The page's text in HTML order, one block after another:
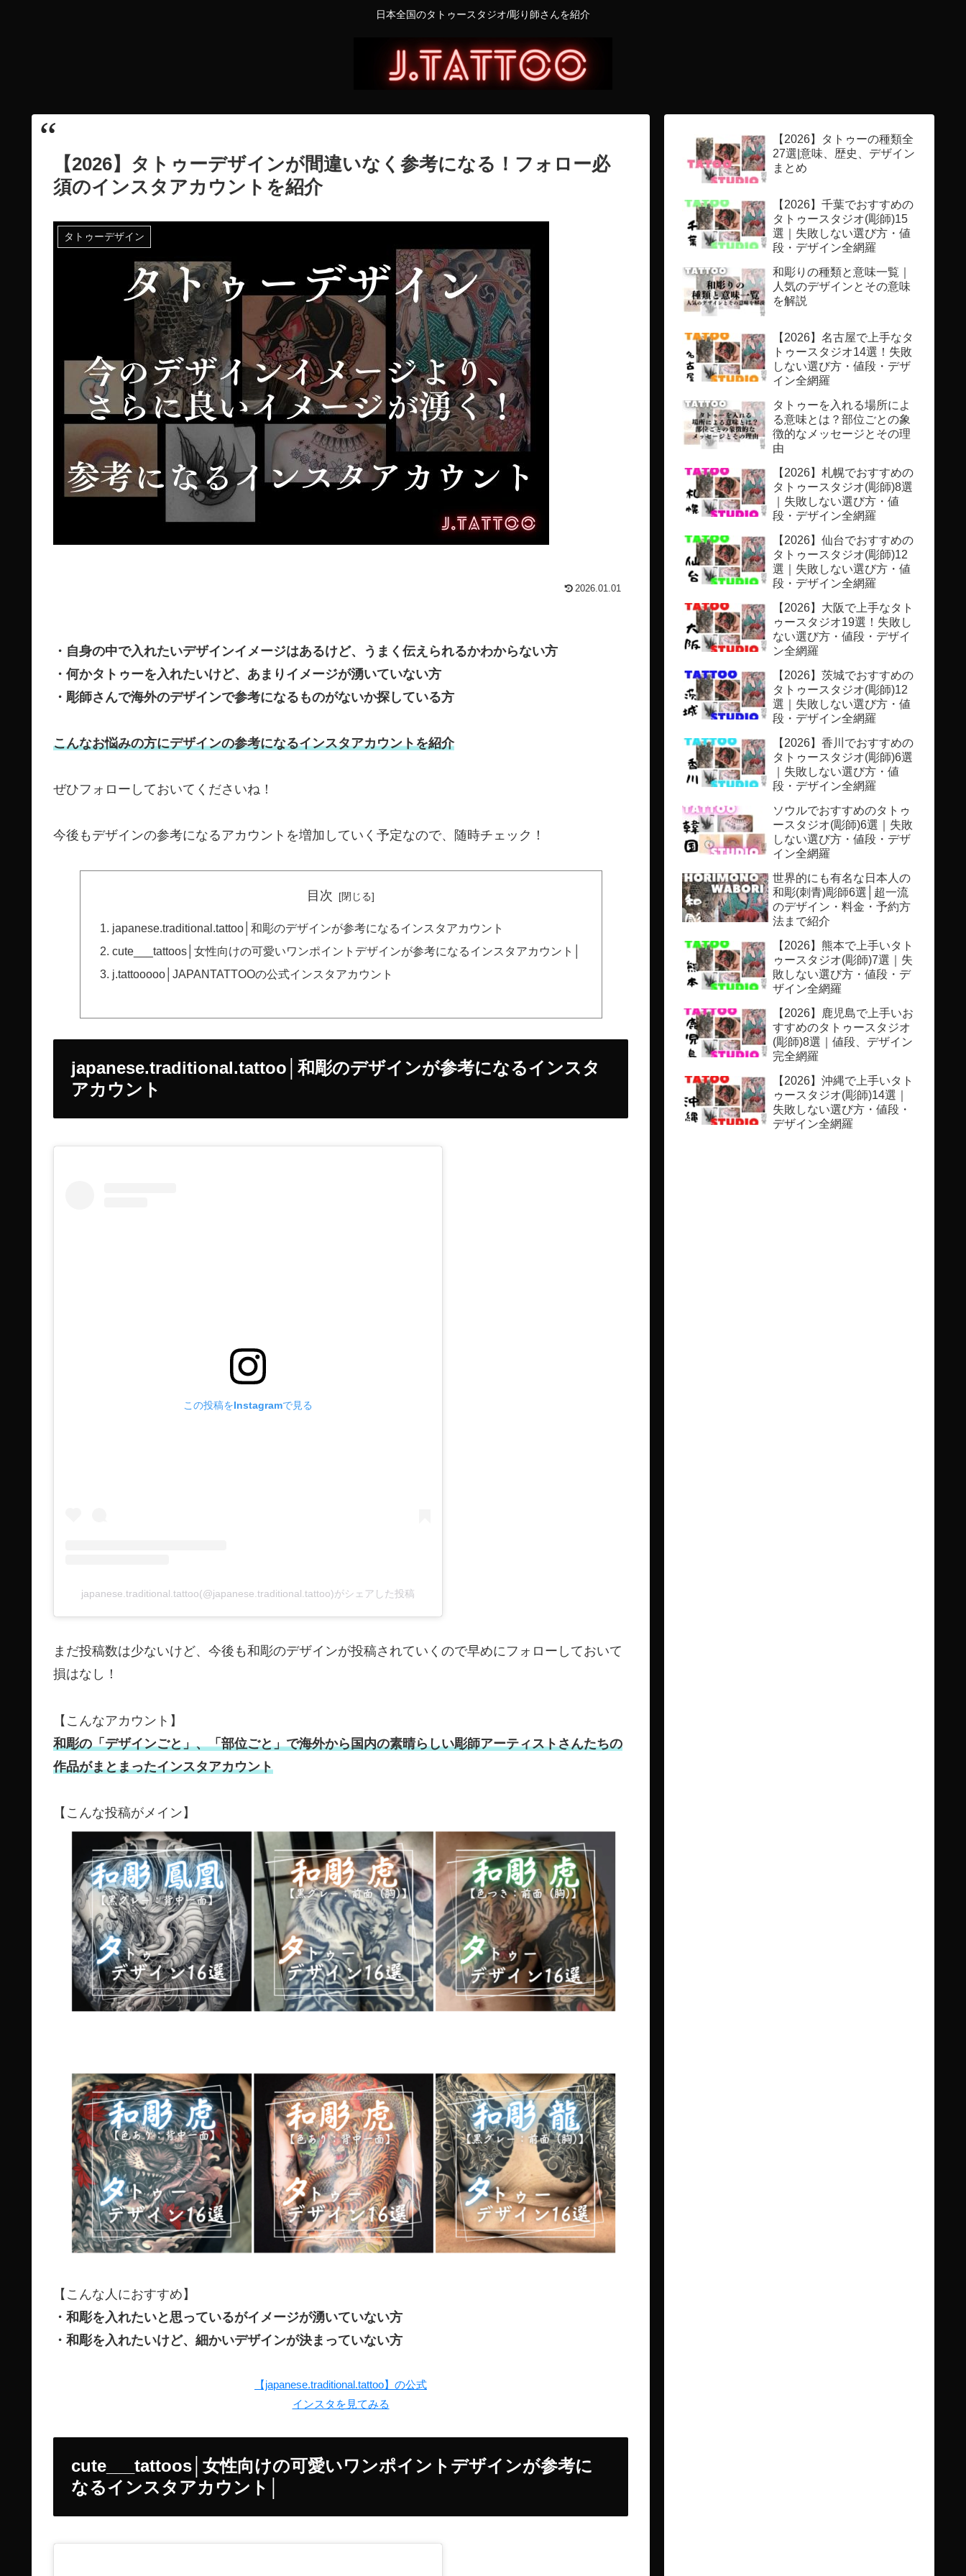
日本全国のタトゥースタジオ/彫り師さんを紹介
【2026】タトゥーデザインが間違いなく参考になる！フォロー必
須のインスタアカウントを紹介
タトゥーデザイン
2026.01.01
・自身の中で入れたいデザインイメージはあるけど、うまく伝えられるかわからない方
・何かタトゥーを入れたいけど、あまりイメージが湧いていない方
・彫師さんで海外のデザインで参考になるものがないか探している方
こんなお悩みの方にデザインの参考になるインスタアカウントを紹介
ぜひフォローしておいてくださいね！
今後もデザインの参考になるアカウントを増加していく予定なので、随時チェック！
目次
japanese.traditional.tattoo│和彫のデザインが参考になるインスタアカウント
cute___tattoos│女性向けの可愛いワンポイントデザインが参考になるインスタアカウント│
j.tattooooo│JAPANTATTOOの公式インスタアカウント
japanese.traditional.tattoo│和彫のデザインが参考になるインスタ
アカウント
この投稿をInstagramで見る
japanese.traditional.tattoo(@japanese.traditional.tattoo)がシェアした投稿
まだ投稿数は少ないけど、今後も和彫のデザインが投稿されていくので早めにフォローしておいて
損はなし！
【こんなアカウント】
和彫の「デザインごと」、「部位ごと」で海外から国内の素晴らしい彫師アーティストさんたちの
作品がまとまったインスタアカウント
【こんな投稿がメイン】
【こんな人におすすめ】
・和彫を入れたいと思っているがイメージが湧いていない方
・和彫を入れたいけど、細かいデザインが決まっていない方
【japanese.traditional.tattoo】の公式
インスタを見てみる
cute___tattoos│女性向けの可愛いワンポイントデザインが参考に
なるインスタアカウント│
【2026】タトゥーの種類全
27選|意味、歴史、デザイン
まとめ
【2026】千葉でおすすめの
タトゥースタジオ(彫師)15
選｜失敗しない選び方・値
段・デザイン全網羅
和彫りの種類と意味一覧｜
人気のデザインとその意味
を解説
【2026】名古屋で上手なタ
トゥースタジオ14選！失敗
しない選び方・値段・デザ
イン全網羅
タトゥーを入れる場所によ
る意味とは？部位ごとの象
徴的なメッセージとその理
由
【2026】札幌でおすすめの
タトゥースタジオ(彫師)8選
｜失敗しない選び方・値
段・デザイン全網羅
【2026】仙台でおすすめの
タトゥースタジオ(彫師)12
選｜失敗しない選び方・値
段・デザイン全網羅
【2026】大阪で上手なタト
ゥースタジオ19選！失敗し
ない選び方・値段・デザイ
ン全網羅
【2026】茨城でおすすめの
タトゥースタジオ(彫師)12
選｜失敗しない選び方・値
段・デザイン全網羅
【2026】香川でおすすめの
タトゥースタジオ(彫師)6選
｜失敗しない選び方・値
段・デザイン全網羅
ソウルでおすすめのタトゥ
ースタジオ(彫師)6選｜失敗
しない選び方・値段・デザ
イン全網羅
世界的にも有名な日本人の
和彫(刺青)彫師6選│超一流
のデザイン・料金・予約方
法まで紹介
【2026】熊本で上手いタト
ゥースタジオ(彫師)7選｜失
敗しない選び方・値段・デ
ザイン全網羅
【2026】鹿児島で上手いお
すすめのタトゥースタジオ
(彫師)8選｜値段、デザイン
完全網羅
【2026】沖縄で上手いタト
ゥースタジオ(彫師)14選｜
失敗しない選び方・値段・
デザイン全網羅